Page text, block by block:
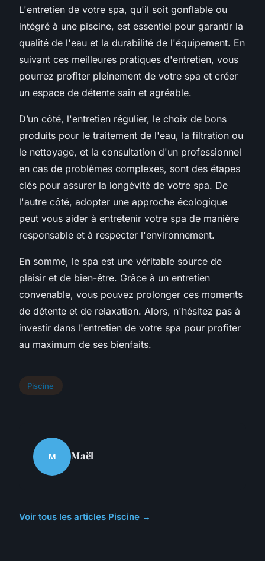
L'entretien de votre spa, qu'il soit gonflable ou
intégré à une piscine, est essentiel pour garantir la
qualité de l'eau et la durabilité de l'équipement. En
suivant ces meilleures pratiques d'entretien, vous
pourrez profiter pleinement de votre spa et créer
un espace de détente sain et agréable.
D’un côté, l'entretien régulier, le choix de bons
produits pour le traitement de l'eau, la filtration ou
le nettoyage, et la consultation d'un professionnel
en cas de problèmes complexes, sont des étapes
clés pour assurer la longévité de votre spa. De
l'autre côté, adopter une approche écologique
peut vous aider à entretenir votre spa de manière
responsable et à respecter l'environnement.
En somme, le spa est une véritable source de
plaisir et de bien-être. Grâce à un entretien
convenable, vous pouvez prolonger ces moments
de détente et de relaxation. Alors, n'hésitez pas à
investir dans l'entretien de votre spa pour profiter
au maximum de ses bienfaits.
Piscine
M Maël
Voir tous les articles Piscine →